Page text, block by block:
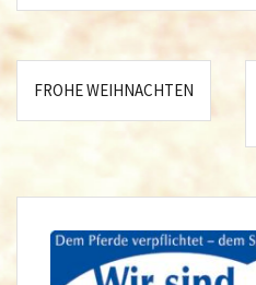
Beitragsnavigation
FROHE WEIHNACHTEN